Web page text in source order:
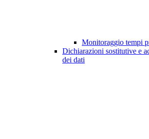
Monitoraggio tempi
Dichiarazioni sostitutive e
dei dati